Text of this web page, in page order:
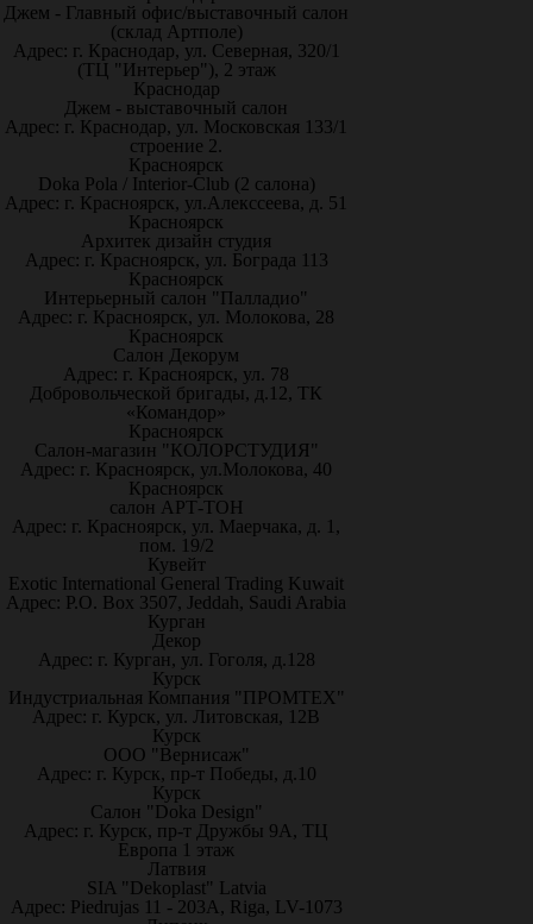
Джем - Главный офис/выставочный салон
(склад Артполе)
Адрес: г. Краснодар, ул. Северная, 320/1
(ТЦ "Интерьер"), 2 этаж
Краснодар
Джем - выставочный салон
Адрес: г. Краснодар, ул. Московская 133/1
строение 2.
Красноярск
Doka Pola / Interior-Club (2 салона)
Адрес: г. Красноярск, ул.Алекссеева, д. 51
Красноярск
Архитек дизайн студия
Адрес: г. Красноярск, ул. Бограда 113
Красноярск
Интерьерный салон "Палладио"
Адрес: г. Красноярск, ул. Молокова, 28
Красноярск
Салон Декорум
Адрес: г. Красноярск, ул. 78
Добровольческой бригады, д.12, ТК
«Командор»
Красноярск
Салон-магазин "КОЛОРСТУДИЯ"
Адрес: г. Красноярск, ул.Молокова, 40
Красноярск
салон АРТ-ТОН
Адрес: г. Красноярск, ул. Маерчака, д. 1,
пом. 19/2
Кувейт
Exotic International General Trading Kuwait
Адрес: P.O. Box 3507, Jeddah, Saudi Arabia
Курган
Декор
Адрес: г. Курган, ул. Гоголя, д.128
Курск
Индустриальная Компания "ПРОМТЕХ"
Адрес: г. Курск, ул. Литовская, 12В
Курск
ООО "Вернисаж"
Адрес: г. Курск, пр-т Победы, д.10
Курск
Салон "Doka Design"
Адрес: г. Курск, пр-т Дружбы 9А, ТЦ
Европа 1 этаж
Латвия
SIA "Dekoplast" Latvia
Адрес: Piedrujas 11 - 203A, Riga, LV-1073